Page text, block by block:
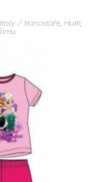
/ kanceláře, Hulk,